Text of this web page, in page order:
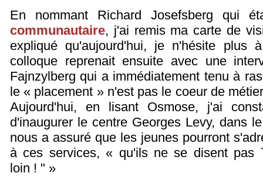
En nommant Richard Josefsberg qui
communautaire, j'ai remis ma carte de
expliqué qu'aujourd'hui, je n'hésite plus
colloque reprenait ensuite avec une
Fajnzylberg qui a immédiatement tenu à
le « placement » n'est pas le coeur de
Aujourd'hui, en lisant Osmose, j'ai
d'inaugurer le centre Georges Levy, dans
nous a assuré que les jeunes pourront
à ces services, « qu'ils ne se disent pas
loin ! " »